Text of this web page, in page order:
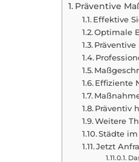
Präventive
Effektive
Optimale
Effiziente
Präventiv
Weitere
Städte
Jetzt